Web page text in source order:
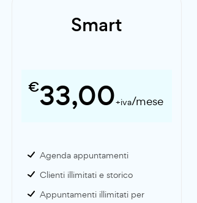
Smart
€33,00+iva/mese
Agenda appuntamenti
Clienti illimitati e storico
Appuntamenti illimitati per